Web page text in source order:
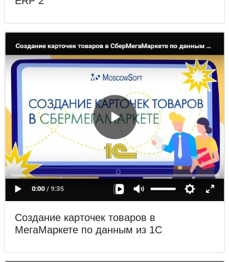
Создание карточек товаров в
МегаМаркете по данным из 1С